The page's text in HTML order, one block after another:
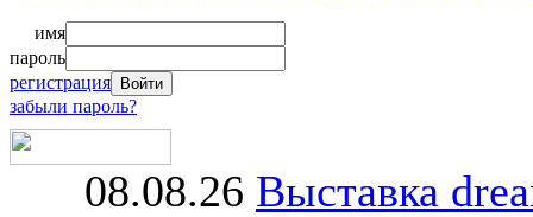
имя
пароль
регистрация
забыли пароль?
08.08.26 Выставка